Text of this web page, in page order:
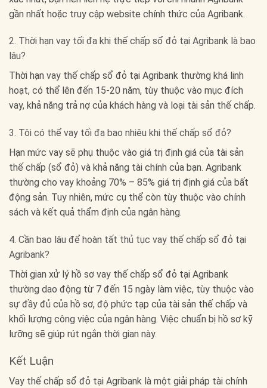
gần nhất hoặc truy cập website chính thức của Agribank.
2. Thời hạn vay tối đa khi thế chấp sổ đỏ tại Agribank là bao
lâu?
Thời hạn vay thế chấp sổ đỏ tại Agribank thường khá linh
hoạt, có thể lên đến 15-20 năm, tùy thuộc vào mục đích
vay, khả năng trả nợ của khách hàng và loại tài sản thế chấp.
3. Tôi có thể vay tối đa bao nhiêu khi thế chấp sổ đỏ?
Hạn mức vay sẽ phụ thuộc vào giá trị định giá của tài sản
thế chấp (sổ đỏ) và khả năng tài chính của bạn. Agribank
thường cho vay khoảng 70% – 85% giá trị định giá của bất
động sản. Tuy nhiên, mức cụ thể còn tùy thuộc vào chính
sách và kết quả thẩm định của ngân hàng.
4. Cần bao lâu để hoàn tất thủ tục vay thế chấp sổ đỏ tại
Agribank?
Thời gian xử lý hồ sơ vay thế chấp sổ đỏ tại Agribank
thường dao động từ 7 đến 15 ngày làm việc, tùy thuộc vào
sự đầy đủ của hồ sơ, độ phức tạp của tài sản thế chấp và
khối lượng công việc của ngân hàng. Việc chuẩn bị hồ sơ kỹ
lưỡng sẽ giúp rút ngắn thời gian này.
Kết Luận
Vay thế chấp sổ đỏ tại Agribank là một giải pháp tài chính